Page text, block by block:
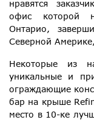
нравятся
офис которой
Онтарио,
Северной
Некоторые из
уникальные и
ограждающие
бар на крыше
место в 10-ке